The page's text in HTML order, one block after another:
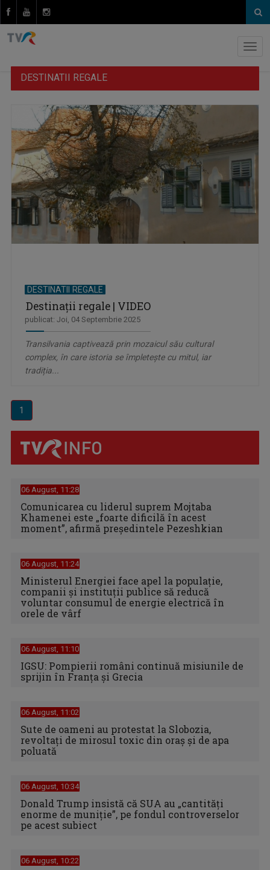
DESTINATII REGALE
DESTINATII REGALE
Destinații regale | VIDEO
publicat: Joi, 04 Septembrie 2025
Transilvania captivează prin mozaicul său cultural
complex, în care istoria se împletește cu mitul, iar
tradiția...
1
06 August, 11:28
Comunicarea cu liderul suprem Mojtaba
Khamenei este „foarte dificilă în acest
moment”, afirmă preşedintele Pezeshkian
06 August, 11:24
Ministerul Energiei face apel la populație,
companii și instituții publice să reducă
voluntar consumul de energie electrică în
orele de vârf
06 August, 11:10
IGSU: Pompierii români continuă misiunile de
sprijin în Franţa şi Grecia
06 August, 11:02
Sute de oameni au protestat la Slobozia,
revoltați de mirosul toxic din oraș și de apa
poluată
06 August, 10:34
Donald Trump insistă că SUA au „cantităţi
enorme de muniţie”, pe fondul controverselor
pe acest subiect
06 August, 10:22